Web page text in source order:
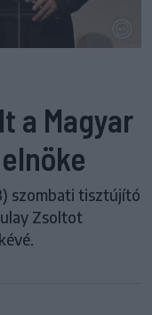
a Magyar
szombati tisztújító
Zsoltot